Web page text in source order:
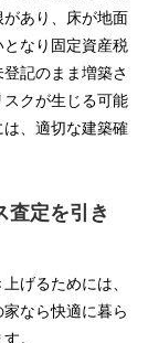
あり、床が地面
なり固定資産税
記のまま増築さ
クが生じる可能
、適切な建築確
査定を引き
げるためには、
なら快適に暮ら
。